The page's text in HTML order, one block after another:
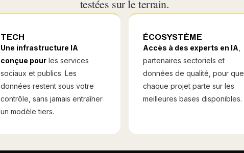
testées sur le terrain.
TECH
Une infrastructure IA
conçue pour les services
sociaux et publics. Les
données restent sous votre
contrôle, sans jamais entraîner
un modèle tiers.
ÉCOSYSTÈME
Accès à des experts en IA
partenaires sectoriels et
données de qualité, pour que
chaque projet parte sur les
meilleures bases disponibles.